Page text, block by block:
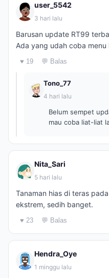
user_5542
3 hari lalu
Barusan update RT99
Ada yang udah coba menu
♥ 19 💬 Balas
Tono_77
4 hari lalu
Belum sempet
mau coba liat-liat
Nita_Sari
5 hari lalu
Tanaman hias di teras
ekstrem, sedih banget.
♥ 23 💬 Balas
Hendra_Oye
1 minggu lalu